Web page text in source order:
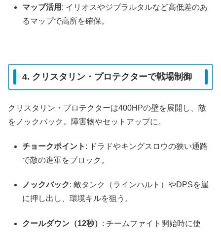
マップ活用 : イリオスやジブラルタルなど高低差のあ
るマップで高所を確保。
4. クリスタリン・プロテクターで戦場制御
クリスタリン・プロテクターは400HPの壁を展開し、敵
をノックバック。障害物やセットアップに。
チョークポイント : ドラドやキングスロウの狭い通路
で敵の進軍をブロック。
ノックバック: 敵タンク（ラインハルト）やDPSを崖
に押し出し、環境キルを狙う。
クールダウン（12秒） : チームファイト開始時に使